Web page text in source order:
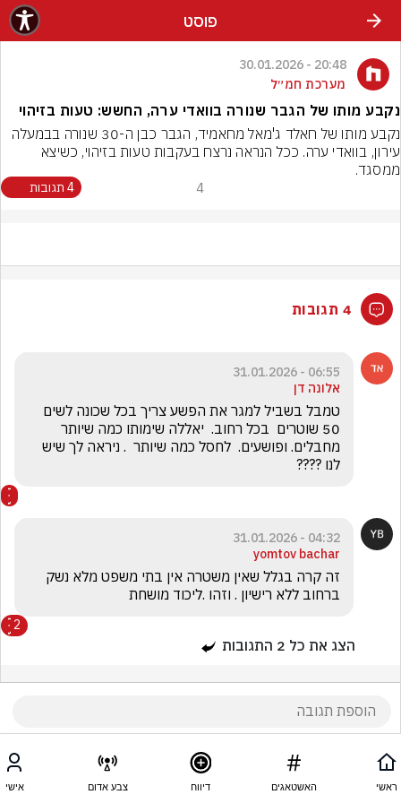
פוסט
20:48 - 30.01.2026
מערכת חמ״ל
נקבע מותו של הגבר שנורה בוואדי ערה, החשש: טעות בזיהוי
ממסגד.
4 4 תגובות
4 תגובות
06:55 - 31.01.2026
אלונה דן
לנו ????
04:32 - 31.01.2026
yomtov bachar
ברחוב ללא רישיון . וזהו .ליכוד מושחת
2
הצג את כל 2 התגובות
ראשי האשטאגים דיווח צבע אדום אישי